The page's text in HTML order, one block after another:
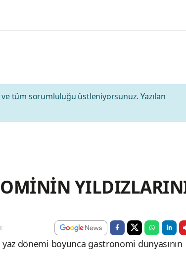
tüm sorumluluğu üstleniyorsunuz. Yazılan
dönemi boyunca gastronomi dünyasının